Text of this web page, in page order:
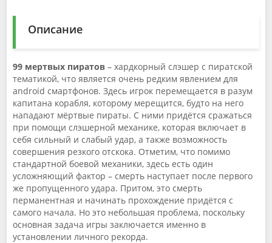
Описание
99 мертвых пиратов – хардкорный слэшер с пиратской
тематикой, что является очень редким явлением для
android смартфонов. Здесь игрок перемещается в разум
капитана корабля, которому мерещится, будто на него
нападают мёртвые пираты. С ними придётся сражаться
при помощи слэшерной механике, которая включает в
себя сильный и слабый удар, а также возможность
совершения резкого отскока. Отметим, что помимо
стандартной боевой механики, здесь есть один
усложняющий фактор – смерть наступает после первого
же пропущенного удара. Притом, это смерть
перманентная и начинать прохождение придётся с
самого начала. Но это небольшая проблема, поскольку
основная задача игры заключается именно в
установлении личного рекорда.